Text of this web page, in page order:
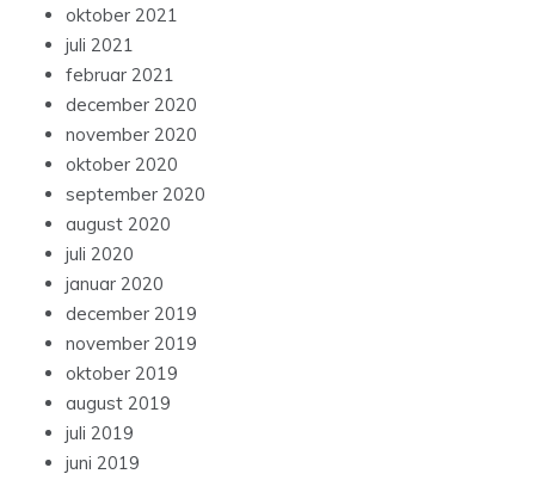
oktober 2021
juli 2021
februar 2021
december 2020
november 2020
oktober 2020
september 2020
august 2020
juli 2020
januar 2020
december 2019
november 2019
oktober 2019
august 2019
juli 2019
juni 2019